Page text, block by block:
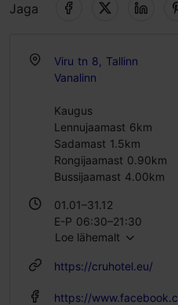
Jaga
Viru tn 8, Tallinn
Vanalinn
Kaugus
Lennujaamast 6km
Sadamast 1.5km
Rongijaamast 0.90km
Bussijaamast 4.00km
01.01–31.12
E-P 06:30–21:30
Loe lähemalt
https://cruhotel.eu/